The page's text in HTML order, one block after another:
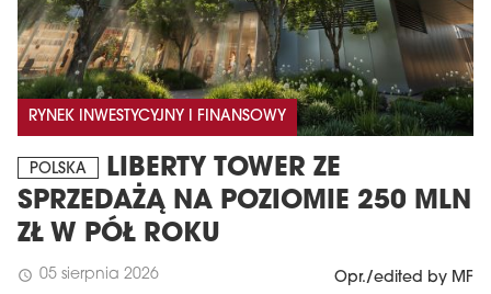
RYNEK INWESTYCYJNY I FINANSOWY
POLSKA
LIBERTY TOWER ZE
SPRZEDAŻĄ NA POZIOMIE 250 MLN
ZŁ W PÓŁ ROKU
schedule 05 sierpnia 2026 Opr./edited by MF